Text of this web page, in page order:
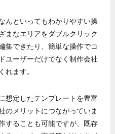
んといってもわかりやすい操
まなエリアをダブルクリック
集できたり、簡単な操作でコ
ユーザーだけでなく制作会社
れます。
想定したテンプレートを豊富
のメリットにつながっていま
することも可能ですが、既存